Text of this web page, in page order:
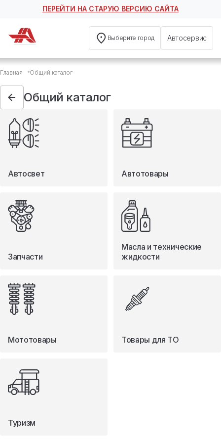
ПЕРЕЙТИ НА СТАРУЮ ВЕРСИЮ САЙТА
Выберите город Автосервис
Общий каталог
Автосвет
Автотовары
Запчасти
Масла и технические жидкости
Мототовары
Туризм
Главная Общий каталог
Общий каталог
Автосвет Автотовары
Запчасти
Масла и технические
жидкости
Мототовары Товары для ТО
Туризм